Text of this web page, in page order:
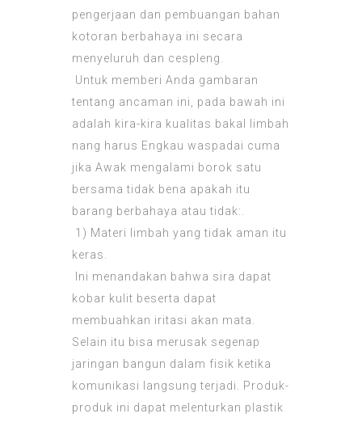
pengerjaan dan pembuangan bahan
kotoran berbahaya ini secara
menyeluruh dan cespleng.
Untuk memberi Anda gambaran
tentang ancaman ini, pada bawah ini
adalah kira-kira kualitas bakal limbah
nang harus Engkau waspadai cuma
jika Awak mengalami borok satu
bersama tidak bena apakah itu
barang berbahaya atau tidak:.
1) Materi limbah yang tidak aman itu
keras.
Ini menandakan bahwa sira dapat
kobar kulit beserta dapat
membuahkan iritasi akan mata.
Selain itu bisa merusak segenap
jaringan bangun dalam fisik ketika
komunikasi langsung terjadi. Produk-
produk ini dapat melenturkan plastik